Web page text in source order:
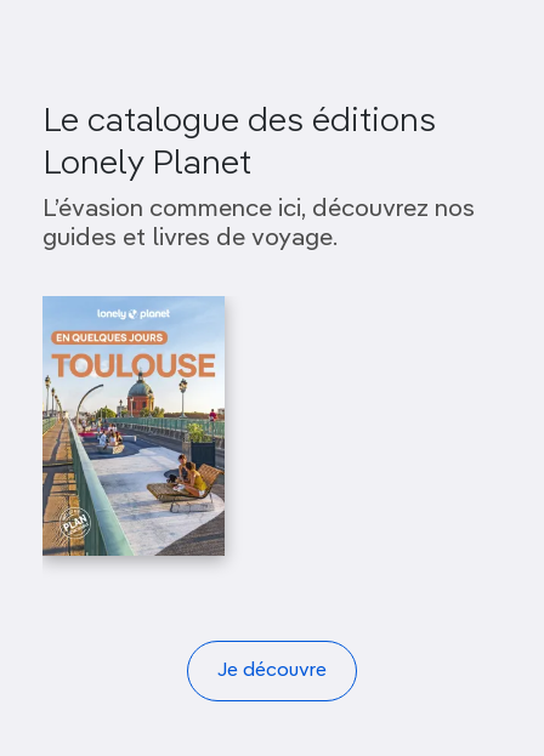
Le catalogue des éditions
Lonely Planet
L’évasion commence ici, découvrez nos
guides et livres de voyage.
Je découvre